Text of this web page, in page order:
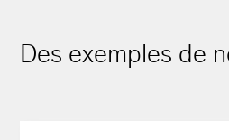
Des exemples de